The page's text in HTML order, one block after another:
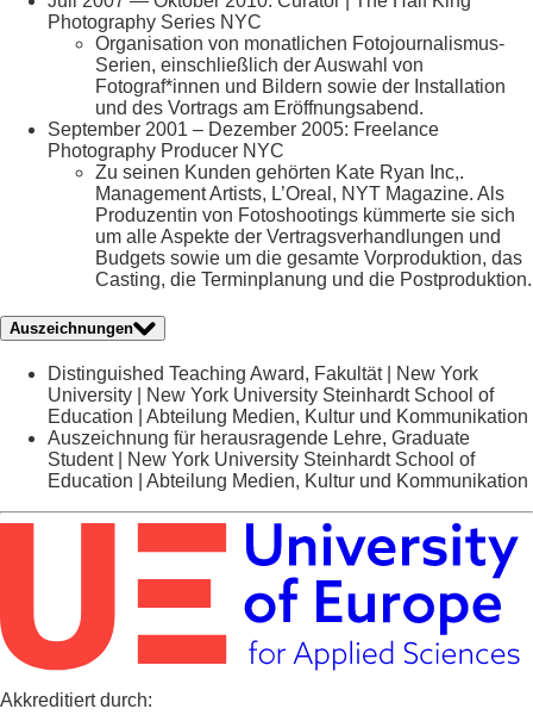
Photography Series NYC
Organisation von monatlichen Fotojournalismus-
Serien, einschließlich der Auswahl von
Fotograf*innen und Bildern sowie der Installation
und des Vortrags am Eröffnungsabend.
September 2001 – Dezember 2005: Freelance
Photography Producer NYC
Zu seinen Kunden gehörten Kate Ryan Inc,.
Management Artists, L’Oreal, NYT Magazine. Als
Produzentin von Fotoshootings kümmerte sie sich
um alle Aspekte der Vertragsverhandlungen und
Budgets sowie um die gesamte Vorproduktion, das
Casting, die Terminplanung und die Postproduktion.
Auszeichnungen
Distinguished Teaching Award, Fakultät | New York
University | New York University Steinhardt School of
Education | Abteilung Medien, Kultur und Kommunikation
Auszeichnung für herausragende Lehre, Graduate
Student | New York University Steinhardt School of
Education | Abteilung Medien, Kultur und Kommunikation
Akkreditiert durch: